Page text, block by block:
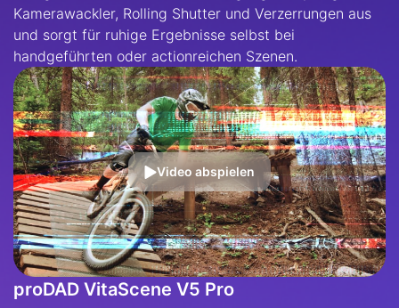
Kamerawackler, Rolling Shutter und Verzerrungen aus
und sorgt für ruhige Ergebnisse selbst bei
handgeführten oder actionreichen Szenen.
Video abspielen
proDAD VitaScene V5 Pro